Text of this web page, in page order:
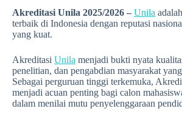
Akreditasi Unila 2025/2026 – Unila
terbaik di Indonesia dengan reputasi
yang kuat.
Akreditasi Unila menjadi bukti nyata
penelitian, dan pengabdian masyarakat
Sebagai perguruan tinggi terkemuka,
menjadi acuan penting bagi calon
dalam menilai mutu penyelenggaraan